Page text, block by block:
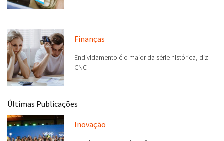
Finanças
Endividamento é o maior da série histórica, diz
CNC
Últimas Publicações
Inovação